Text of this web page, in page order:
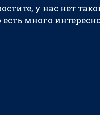
у нас нет
есть много